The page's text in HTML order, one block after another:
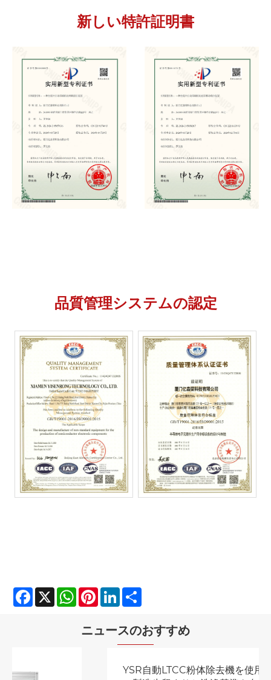
新しい特許証明書
品質管理システムの認定
Facebook
X WhatsAppPinterestLinkedIn
ニュースのおすすめ